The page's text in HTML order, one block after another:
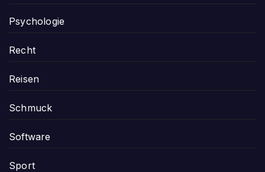
Psychologie
Recht
Reisen
Schmuck
Software
Sport